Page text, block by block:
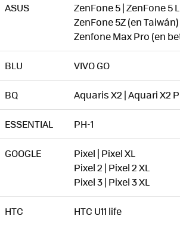
ASUS
ZenFone 5 | ZenFone 5
ZenFone 5Z (en Taiwán)
Zenfone Max Pro (en
BLU VIVO GO
BQ Aquaris X2 | Aquari X2
ESSENTIAL PH-1
GOOGLE
Pixel | Pixel XL
Pixel 2 | Pixel 2 XL
Pixel 3 | Pixel 3 XL
HTC HTC U11 life